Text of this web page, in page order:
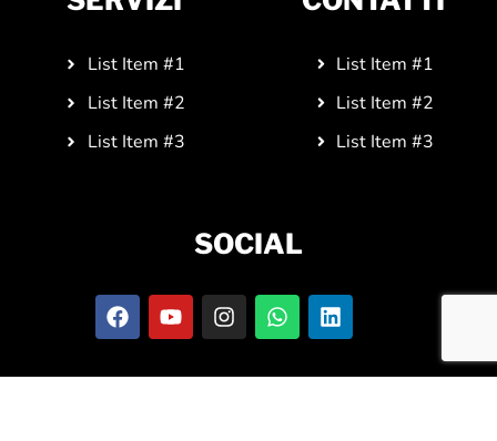
List Item #1
List Item #2
List Item #3
List Item #1
List Item #2
List Item #3
SOCIAL
F
a
e
Y
o
t
I
n
t
W
h
t
L
i
k